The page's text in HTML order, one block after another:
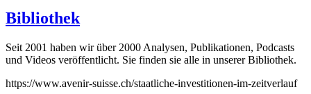
Bibliothek
Seit 2001 haben wir über 2000 Analysen, Publikationen, Podcasts
und Videos veröffentlicht. Sie finden sie alle in unserer Bibliothek.
https://www.avenir-suisse.ch/staatliche-investitionen-im-zeitverlauf